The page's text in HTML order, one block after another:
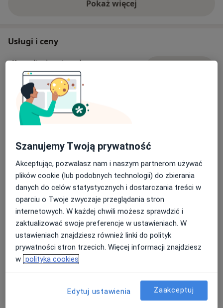
Jestem także aktywnym członkiem ESSKA (European
Society for Sports Traumatology, Knee Surgery and
Arthroscopy), ICRS (International Cartilage
Regeneration and Joint Preservation Society), ISAKOS
(International Society of Arthroscopy, Knee Surgery
and Orthopedic Sports Medicine) oraz PTBŁ (Polskie
Towarzystwo Barku i Łokcia).
Posiadam tytuł Akredytowanego Trenera ESSKA.
naukowych opublikowanych w najlepszych
Cartilage, Archives of Orthopaedic and Trauma
Surgery) cytowanych ponad 360 razy.
Pokaż więcejo doświadczeniu
Usługi i ceny
Konsultacja ortopedyczna
Od 390 zł Szczegóły
Konsultacja ortopedyczna + USG
Od 400 zł Szczegóły
Artroskopia barku
Od 400 zł Szczegóły
Artroskopia stawu biodrowego
Od 400 zł Szczegóły Umów wizytę
Artroskopia stawu kolanowego
Od 400 zł Szczegóły Umów wizytę
W jaki sposób ustalane są ceny?
Szanujemy Twoją prywatność
Akceptując, pozwalasz nam i naszym partnerom używać
plików cookie (lub podobnych technologii) do zbierania
danych do celów statystycznych i dostarczania treści w
oparciu o Twoje zwyczaje przeglądania stron
internetowych. W każdej chwili możesz sprawdzić i
zaktualizować swoje preferencje w ustawieniach. W
ustawieniach znajdziesz również linki do polityk
prywatności stron trzecich. Więcej informacji znajdziesz
w polityka cookies
Edytuj ustawienia Zaakceptuj